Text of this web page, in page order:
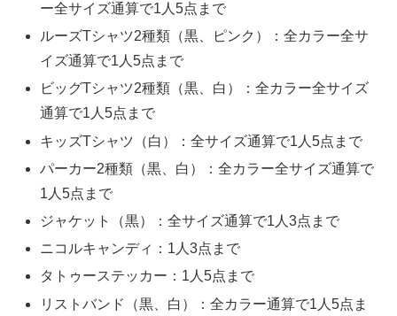
ー全サイズ通算で1人5点まで
ルーズTシャツ2種類（黒、ピンク）：全カラー全サ
イズ通算で1人5点まで
ビッグTシャツ2種類（黒、白）：全カラー全サイズ
通算で1人5点まで
キッズTシャツ（白）：全サイズ通算で1人5点まで
パーカー2種類（黒、白）：全カラー全サイズ通算で
1人5点まで
ジャケット（黒）：全サイズ通算で1人3点まで
ニコルキャンディ：1人3点まで
タトゥーステッカー：1人5点まで
リストバンド（黒、白）：全カラー通算で1人5点ま